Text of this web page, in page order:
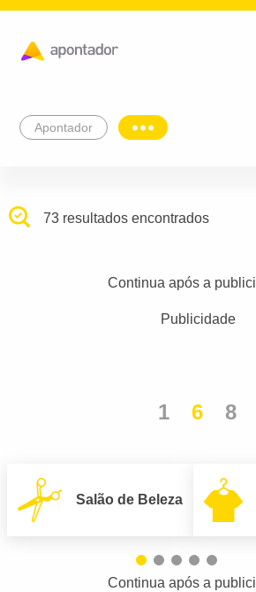
Apontador
73 resultados encontrados
Continua após a
Publicidade
1 6 8
Salão de Beleza
Continua após a